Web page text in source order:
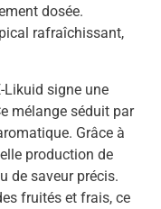
dosée.
rafraîchissant,
Likuid signe une
mélange séduit par
Grâce à
production de
de saveur précis.
fruités et frais, ce